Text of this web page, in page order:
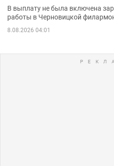
В выплату не была включена
работы в Черновицкой
8.08.2026 04:01